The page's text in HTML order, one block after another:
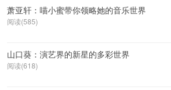
萧亚轩：喵小蜜带你领略她的音乐世界
阅读(585)
山口葵：演艺界的新星的多彩世界
阅读(618)